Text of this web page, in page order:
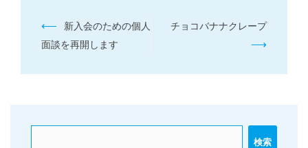
投
稿
ー
⟵
新入会のための個人
面談を再開します
チョコバナナクレープ
⟶
検索